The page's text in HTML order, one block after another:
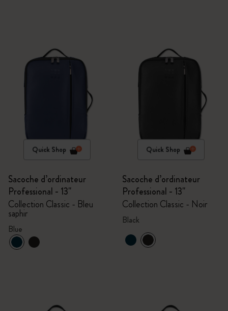
Quick Shop
Sacoche d’ordinateur
Professional - 13"
Collection Classic - Bleu
saphir
Blue
Quick Shop
Sacoche d’ordinateur
Professional - 13"
Collection Classic - Noir
Black